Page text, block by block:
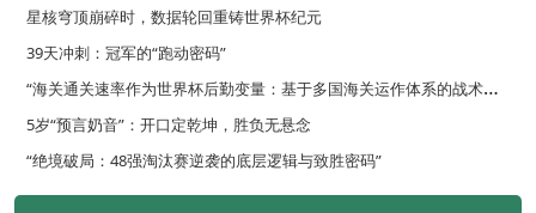
星核穹顶崩碎时，数据轮回重铸世界杯纪元
39天冲刺：冠军的“跑动密码”
“
海关通关速率作为世界杯后勤变量：基于多国海关运作体系的战术评估框架”
5岁“预言奶音”：开口定乾坤，胜负无悬念
“绝境破局：48强淘汰赛逆袭的底层逻辑与致胜密码”